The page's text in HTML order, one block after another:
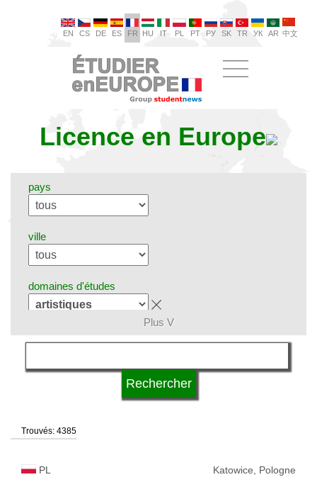
EN CS DE ES FR HU IT PL PT РУ SK TR УК AR 中文
Licence en Europe
pays
ville
domaines d'études
langue
Plus V
Trouvés: 4385
PL Katowice, Pologne